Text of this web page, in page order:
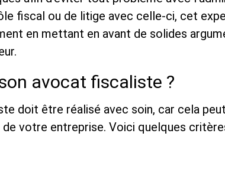
fiscal ou de litige avec celle-ci, cet
en mettant en avant de solides
avocat fiscaliste ?
doit être réalisé avec soin, car cela
votre entreprise. Voici quelques